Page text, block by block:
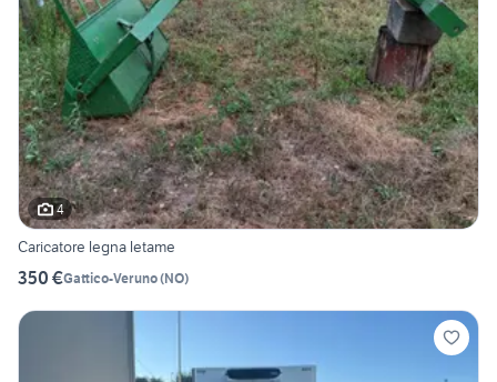
4
Caricatore legna letame
350 €Gattico-Veruno(NO)